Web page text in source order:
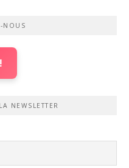
NOUS
NEWSLETTER